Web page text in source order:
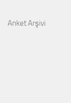
Anket Arşivi